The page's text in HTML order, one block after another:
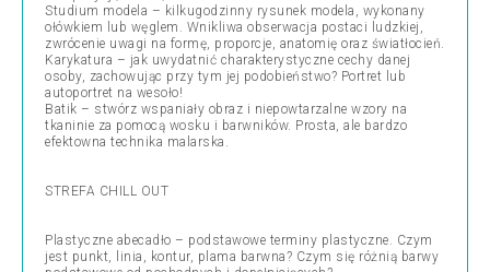
Studium modela – kilkugodzinny rysunek modela, wykonany
ołówkiem lub węglem. Wnikliwa obserwacja postaci ludzkiej,
zwrócenie uwagi na formę, proporcje, anatomię oraz światłocień.
Karykatura – jak uwydatnić charakterystyczne cechy danej
osoby, zachowując przy tym jej podobieństwo? Portret lub
autoportret na wesoło!
Batik – stwórz wspaniały obraz i niepowtarzalne wzory na
tkaninie za pomocą wosku i barwników. Prosta, ale bardzo
efektowna technika malarska.
STREFA CHILL OUT
Plastyczne abecadło – podstawowe terminy plastyczne. Czym
jest punkt, linia, kontur, plama barwna? Czym się różnią barwy